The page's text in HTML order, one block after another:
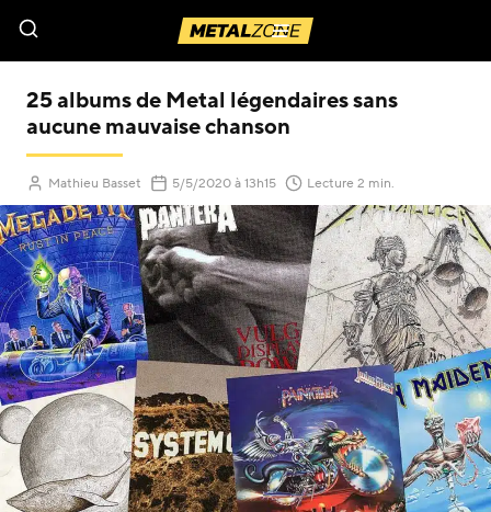
Menu
25 albums de Metal légendaires sans
aucune mauvaise chanson
Mathieu Basset 5/5/2020(Mis à jour le )
à 13h15 Lecture 2 min.